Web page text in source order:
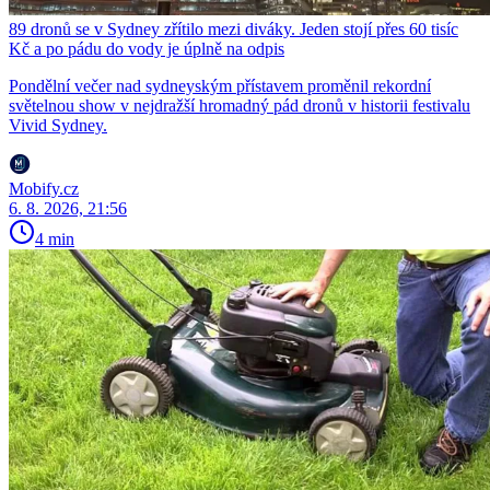
89 dronů se v Sydney zřítilo mezi diváky. Jeden stojí přes 60 tisíc
Kč a po pádu do vody je úplně na odpis
Pondělní večer nad sydneyským přístavem proměnil rekordní
světelnou show v nejdražší hromadný pád dronů v historii festivalu
Vivid Sydney.
Mobify.cz
6. 8. 2026, 21:56
4 min